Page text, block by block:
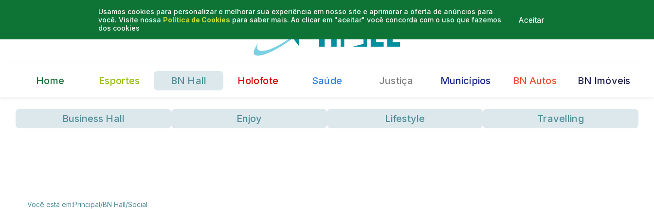
Usamos cookies para personalizar e melhorar sua experiência em nosso site e aprimorar a oferta de anúncios para
você. Visite nossa Política de Cookies para saber mais. Ao clicar em "aceitar" você concorda com o uso que fazemos
dos cookies
Aceitar
Home Esportes BN Hall Holofote Saúde Justiça Municípios BN Autos BN Imóveis
Business Hall Enjoy Lifestyle Travelling
Você está em:Principal/BN Hall/Social